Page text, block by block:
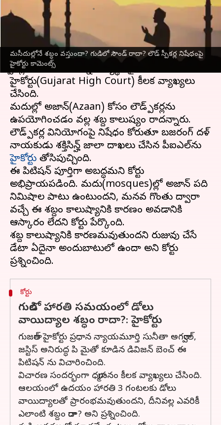
మసీదుల్లోనే శబ్ధం వస్తుందా? గుడిలో సౌండ్ రాదా? లౌడ్ స్పీకర్ల నిషేధంపై
హైకోర్టు కామెంట్స్
వ్రాసిన వారు
ఈ వార్తాకథనం ఏంటి
loudspeakers at mosques:మసీదుల్లో లౌడ్
స్పీకర్లను నిషేధించాలన్న అభ్యర్థనపైగుజరాత్
హైకోర్టు(Gujarat High Court) కీలక వ్యాఖ్యలు
చేసింది.
మసీదుల్లో అజాన్(Azaan) కోసం లౌడ్ స్పీకర్లను
ఉపయోగించడం వల్ల శబ్ద కాలుష్యం రాదన్నారు.
లౌడ్ స్పీకర్ల వినియోగంపై నిషేధం కోరుతూ బజరంగ్ దళ్
నాయకుడు శక్తిసిన్హ్ జాలా దాఖలు చేసిన పీఐఎల్‌ను
హైకోర్టు తోసిపుచ్చింది.
ఈ పిటిషన్ పూర్తిగా అబద్ధమని కోర్టు
అభిప్రాయపడింది. మసీదు(mosques)ల్లో అజాన్ పది
నిమిషాల పాటు ఉంటుందని, మనవ గొంతు ద్వారా
వచ్చే ఈ శబ్దం కాలుష్యానికి కారణం అవడానికి
ఆస్కారం లేదని కోర్టు పేర్కొంది.
శబ్ద కాలుష్యానికి కారణమవుతుందని రుజువు చేసే
డేటా ఏదైనా అందుబాటులో ఉందా అని కోర్టు
కోర్టు
గుడిలో హారతి సమయంలో డోలు
వాయిద్యాల శబ్ధం రాదా?: హైకోర్టు
గుజరాత్ హైకోర్టు ప్రధాన న్యాయమూర్తి సునీతా అగర్వాల్,
జస్టిస్ అనిరుద్ధ పి మైతో కూడిన డివిజన్ బెంచ్ ఈ
పిటిషన్ ను విచారించింది.
విచారణ సందర్భంగా ధర్మాసనం కీలక వ్యాఖ్యలు చేసింది.
ఆలయంలో ఉదయం హారతి 3 గంటలకు డోలు
వాయిద్యాలతో ప్రారంభమవుతుందని, దీనివల్ల ఎవరికీ
ఎలాంటి శబ్దం రాదా? అని ప్రశ్నించింది.